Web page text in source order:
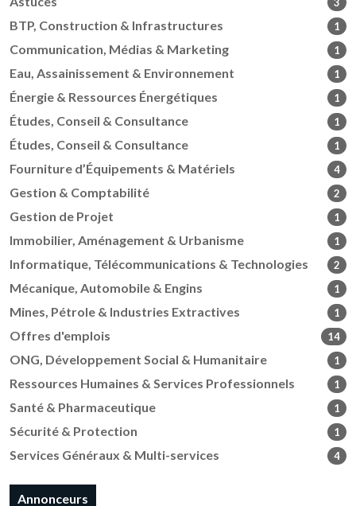
BTP, Construction & Infrastructures 1
Communication, Médias & Marketing 1
Eau, Assainissement & Environnement 1
Énergie & Ressources Énergétiques 1
Études, Conseil & Consultance 1
Études, Conseil & Consultance 1
Fourniture d’Équipements & Matériels 4
Gestion & Comptabilité 2
Gestion de Projet 1
Immobilier, Aménagement & Urbanisme 1
Informatique, Télécommunications & Technologies 2
Mécanique, Automobile & Engins 1
Mines, Pétrole & Industries Extractives 1
Offres d'emplois 14
ONG, Développement Social & Humanitaire 1
Ressources Humaines & Services Professionnels 1
Santé & Pharmaceutique 1
Sécurité & Protection 1
Services Généraux & Multi-services 4
Annonceurs